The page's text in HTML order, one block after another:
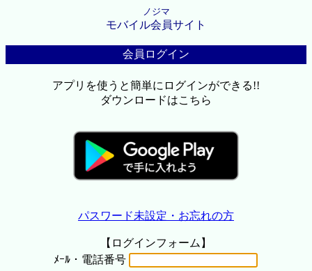
ノジマ
モバイル会員サイト
会員ログイン
アプリを使うと簡単にログインができる!!
ダウンロードはこちら
パスワード未設定・お忘れの方
【ログインフォーム】
ﾒｰﾙ・電話番号